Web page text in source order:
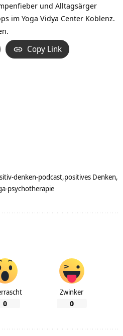
und Alltagsärger
im Yoga Vidya Center Koblenz.
Copy Link
denken-podcast positives Denken
psychotherapie
0
Zwinker
0